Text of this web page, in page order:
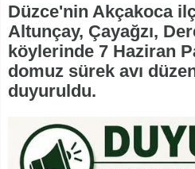
Düzce'nin Akçakoca
Altunçay, Çayağzı,
köylerinde 7 Haziran
domuz sürek avı
duyuruldu.